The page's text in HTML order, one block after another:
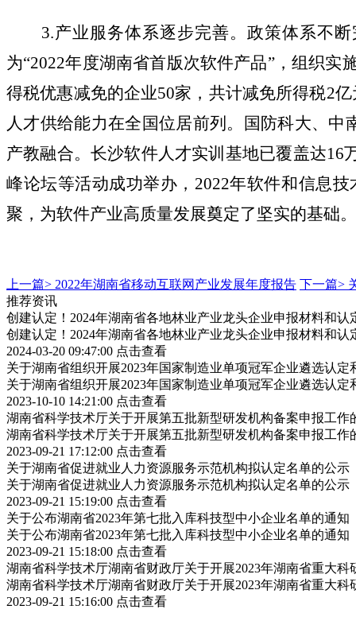
3.产业服务体系逐步完善。政策体系不断
为“2022年度湖南省首版次软件产品”，组织实
得税优惠减免的企业50家，共计减免所得税2
人才供给能力在全国位居前列。国防科大、
产教融合。长沙软件人才实训基地已覆盖达16
峰论坛等活动成功举办，2022年软件和信息
聚，为软件产业高质量发展奠定了坚实的基础。
上一篇> 2022年湖南省移动互联网产业发展年度报告 下一篇>
推荐资讯
创建认定！2024年湖南省各地林业产业龙头企业申报材料和认
创建认定！2024年湖南省各地林业产业龙头企业申报材料和认
2024-03-20 09:47:00 点击查看
关于湖南省组织开展2023年国家制造业单项冠军企业遴选认定
关于湖南省组织开展2023年国家制造业单项冠军企业遴选认定
2023-10-10 14:21:00 点击查看
湖南省科学技术厅关于开展第五批新型研发机构备案申报工作
湖南省科学技术厅关于开展第五批新型研发机构备案申报工作
2023-09-21 17:12:00 点击查看
关于湖南省促进就业人力资源服务示范机构拟认定名单的公示
关于湖南省促进就业人力资源服务示范机构拟认定名单的公示
2023-09-21 15:19:00 点击查看
关于公布湖南省2023年第七批入库科技型中小企业名单的通知
关于公布湖南省2023年第七批入库科技型中小企业名单的通知
2023-09-21 15:18:00 点击查看
湖南省科学技术厅湖南省财政厅关于开展2023年湖南省重大
湖南省科学技术厅湖南省财政厅关于开展2023年湖南省重大
2023-09-21 15:16:00 点击查看